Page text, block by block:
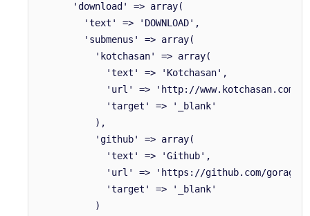
'download' => array(
'text' => 'DOWNLOAD',
'submenus' => array(
'kotchasan' => array(
'text' => 'Kotchasan',
'url' => 'http://www.kotchasan.com',
'target' => '_blank'
),
'github' => array(
'text' => 'Github',
'url' => 'https://github.com/
'target' => '_blank'
)